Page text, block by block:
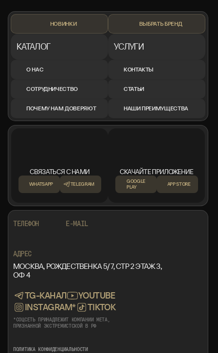
НОВИНКИ
КАТАЛОГ
О НАС
СОТРУДНИЧЕСТВО
ПОЧЕМУ НАМ ДОВЕРЯЮТ
ВЫБРАТЬ БРЕНД
УСЛУГИ
КОНТАКТЫ
СТАТЬИ
НАШИ ПРЕИМУЩЕСТВА
СВЯЗАТЬСЯ С НАМИ
WHATSAPP TELEGRAM
СКАЧАЙТЕ ПРИЛОЖЕНИЕ
GOOGLE
PLAY
APP STORE
ТЕЛЕФОН E-MAIL
АДРЕС
МОСКВА, РОЖДЕСТВЕНКА 5/7, СТР 2 ЭТАЖ 3,
ОФ 4
TG-КАНАЛ
YOUTUBE
INSTAGRAM*
TIKTOK
*СОЦСЕТЬ ПРИНАДЛЕЖИТ КОМПАНИИ META,
ПРИЗНАННОЙ ЭКСТРЕМИСТСКОЙ В РФ
ПОЛИТИКА КОНФИДЕНЦИАЛЬНОСТИ